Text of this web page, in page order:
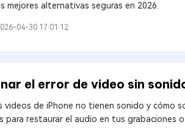
mejores alternativas seguras en 2026.
04-30 17:01:12
el error de video sin
de iPhone no tienen sonido y cómo
para restaurar el audio en tus grabaciones